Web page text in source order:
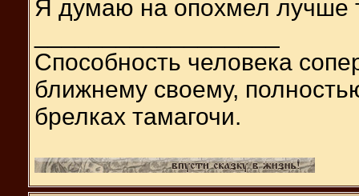
Я думаю на опохмел лучше
Способность человека
ближнему своему,
брелках тамагочи.